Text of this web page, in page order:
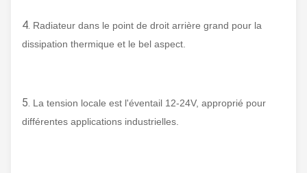
4. Radiateur dans le point de droit arrière grand pour la
dissipation thermique et le bel aspect.
5. La tension locale est l'éventail 12-24V, approprié pour
différentes applications industrielles.